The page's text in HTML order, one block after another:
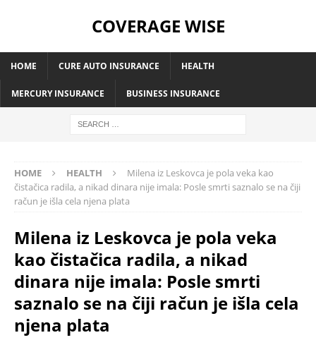
COVERAGE WISE
HOME CURE AUTO INSURANCE HEALTH
MERCURY INSURANCE BUSINESS INSURANCE
HOME HEALTH
Milena iz Leskovca je pola veka kao
čistačica radila, a nikad dinara nije imala: Posle smrti saznalo se na čiji
račun je išla cela njena plata
Milena iz Leskovca je pola veka
kao čistačica radila, a nikad
dinara nije imala: Posle smrti
saznalo se na čiji račun je išla cela
njena plata